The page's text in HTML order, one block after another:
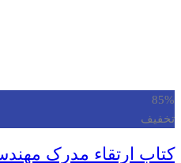
85%
تخفیف
کتاب ارتقاء مدرک